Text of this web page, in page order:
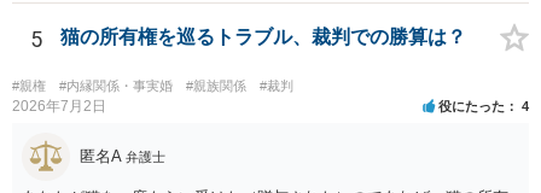
5 猫の所有権を巡るトラブル、裁判での勝算は？
#親権 #内縁関係・事実婚 #親族関係 #裁判
2026年7月2日 役にたった 4
匿名A 弁護士